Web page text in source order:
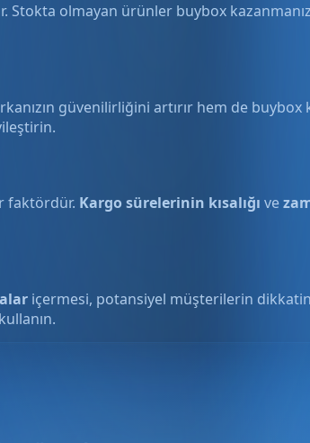
olmayan ürünler buybox
güvenilirliğini artırır hem de buybox
faktördür. Kargo sürelerinin kısalığı ve
içermesi, potansiyel müşterilerin dikkatini